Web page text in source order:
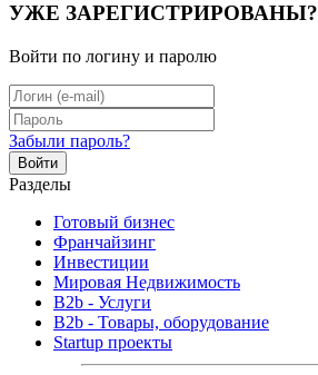
УЖЕ ЗАРЕГИСТРИРОВАНЫ?
Войти по логину и паролю
Забыли пароль?
Войти
Разделы
Готовый бизнес
Франчайзинг
Инвестиции
Мировая Недвижимость
B2b - Услуги
B2b - Товары, оборудование
Startup проекты